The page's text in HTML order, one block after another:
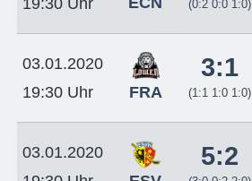
(0:2 0:0 1:0)
03.01.2020
19:30 Uhr
FRA
3:1
(1:1 1:0 1:0)
03.01.2020
5:2